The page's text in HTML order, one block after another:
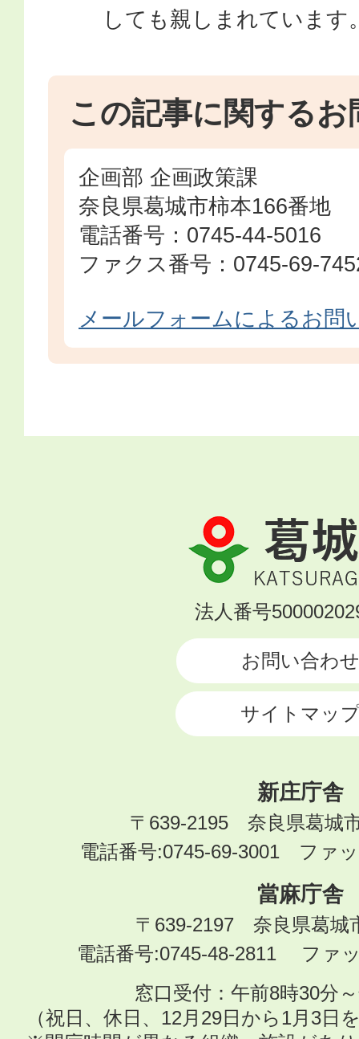
しても親しまれています
この記事に関するお
企画部 企画政策課
奈良県葛城市柿本166番地
電話番号：0745-44-5016
ファクス番号：0745-69-
メールフォームによるお問
葛
城
市
KATSURAGI
法人番号
お問い合わせ
サイトマッ
新庄庁舎
〒639-2195 奈良県葛城
電話番号:0745-69-3001 ファ
當麻庁舎
〒639-2197 奈良県葛城
電話番号:0745-48-2811 ファ
窓口受付：午前8時30分
（祝日、休日、12月29日から1月3日